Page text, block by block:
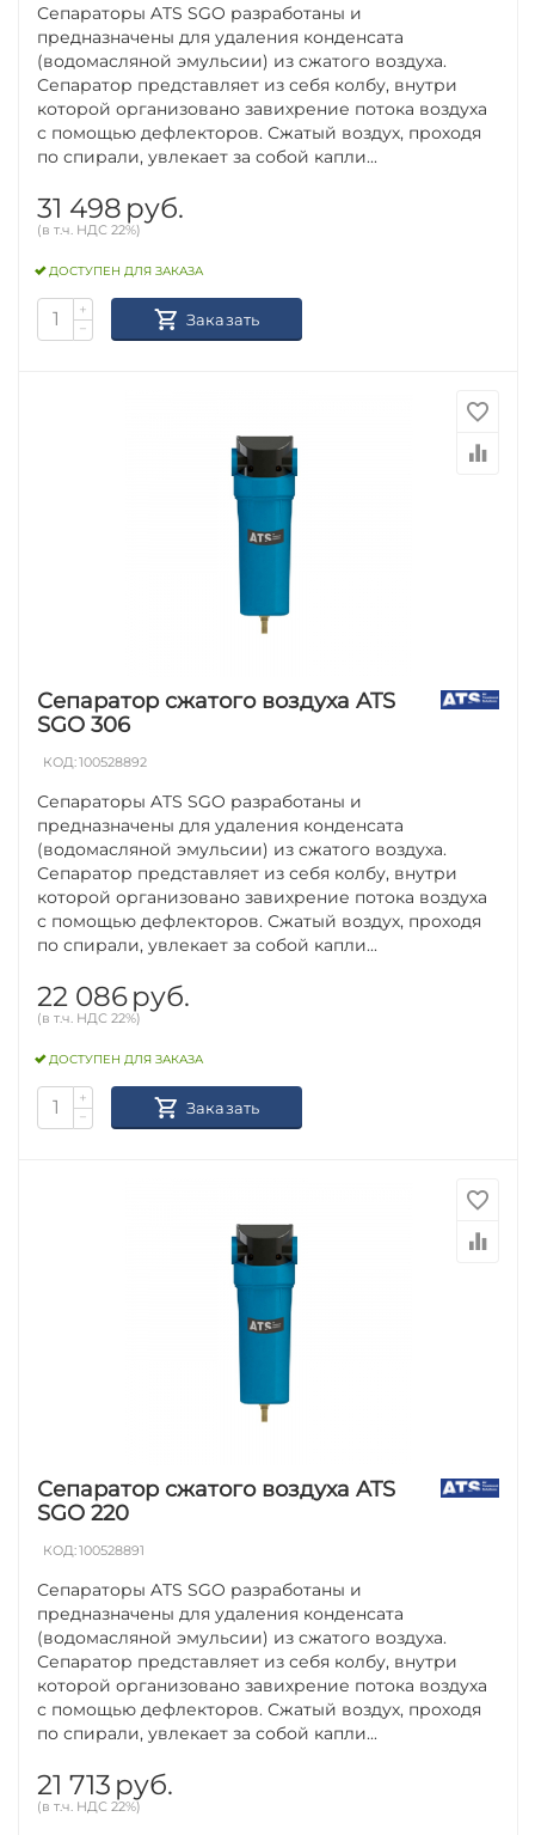
Сепараторы ATS SGO разработаны и
предназначены для удаления конденсата
(водомасляной эмульсии) из сжатого воздуха.
Сепаратор представляет из себя колбу, внутри
которой организовано завихрение потока воздуха
с помощью дефлекторов. Сжатый воздух, проходя
по спирали, увлекает за собой капли...
31 498 руб.
(в т.ч. НДС 22%)
ДОСТУПЕН ДЛЯ ЗАКАЗА
+
−
Заказать
Сепаратор сжатого воздуха ATS
SGO 306
КОД:100528892
Сепараторы ATS SGO разработаны и
предназначены для удаления конденсата
(водомасляной эмульсии) из сжатого воздуха.
Сепаратор представляет из себя колбу, внутри
которой организовано завихрение потока воздуха
с помощью дефлекторов. Сжатый воздух, проходя
по спирали, увлекает за собой капли...
22 086руб.
(в т.ч. НДС 22%)
ДОСТУПЕН ДЛЯ ЗАКАЗА
+
−
Заказать
Сепаратор сжатого воздуха ATS
SGO 220
КОД:100528891
Сепараторы ATS SGO разработаны и
предназначены для удаления конденсата
(водомасляной эмульсии) из сжатого воздуха.
Сепаратор представляет из себя колбу, внутри
которой организовано завихрение потока воздуха
с помощью дефлекторов. Сжатый воздух, проходя
по спирали, увлекает за собой капли...
21 713 руб.
(в т.ч. НДС 22%)